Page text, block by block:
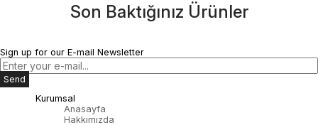
Son Baktığınız Ürünler
Sign up for our E-mail Newsletter
Send
Kurumsal
Anasayfa
Hakkımızda